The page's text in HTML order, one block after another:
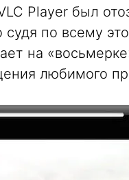
Player был
по всему
на
любимого